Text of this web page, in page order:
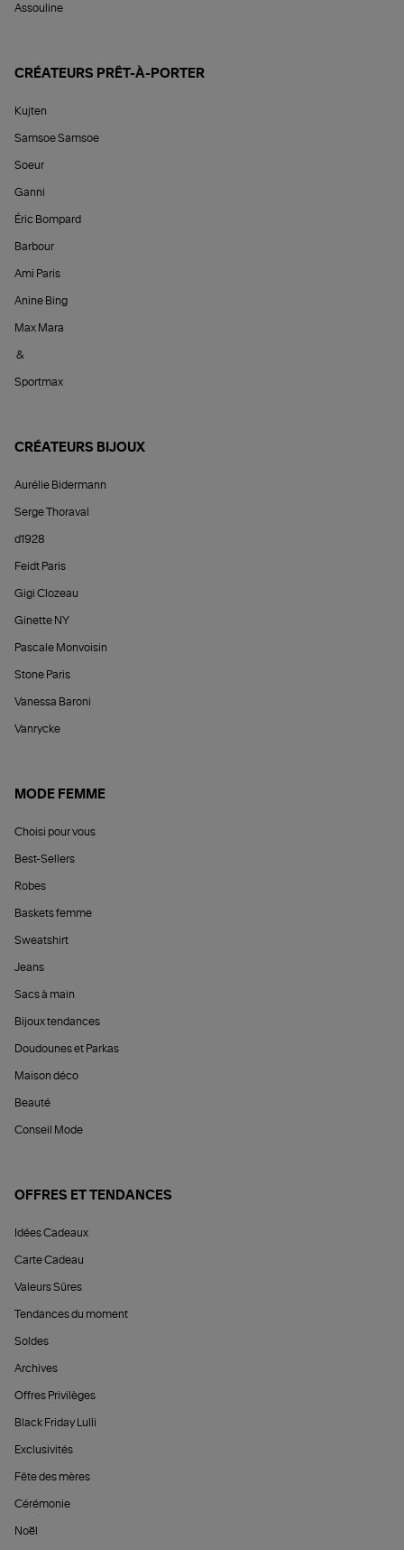
Assouline
CRÉATEURS PRÊT-À-PORTER
Kujten
Samsoe Samsoe
Soeur
Ganni
Éric Bompard
Barbour
Ami Paris
Anine Bing
Max Mara
&
Sportmax
CRÉATEURS BIJOUX
Aurélie Bidermann
Serge Thoraval
d1928
Feidt Paris
Gigi Clozeau
Ginette NY
Pascale Monvoisin
Stone Paris
Vanessa Baroni
Vanrycke
MODE FEMME
Choisi pour vous
Best-Sellers
Robes
Baskets femme
Sweatshirt
Jeans
Sacs à main
Bijoux tendances
Doudounes et Parkas
Maison déco
Beauté
Conseil Mode
OFFRES ET TENDANCES
Idées Cadeaux
Carte Cadeau
Valeurs Sûres
Tendances du moment
Soldes
Archives
Offres Privilèges
Black Friday Lulli
Exclusivités
Fête des mères
Cérémonie
Noël